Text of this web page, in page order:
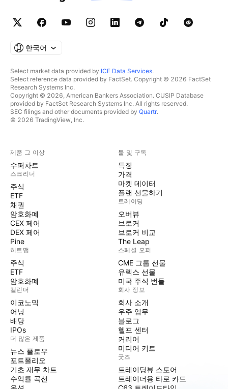
한국어
Select market data provided by ICE Data Services.
Select reference data provided by FactSet. Copyright © 2026 FactSet
Research Systems Inc.
Copyright © 2026, American Bankers Association. CUSIP Database
provided by FactSet Research Systems Inc. All rights reserved.
SEC filings and other documents provided by Quartr.
© 2026 TradingView, Inc.
제품 그 이상
수퍼차트
스크리너
주식
ETF
채권
암호화폐
CEX 페어
DEX 페어
Pine
히트맵
주식
ETF
암호화폐
캘린더
이코노믹
어닝
배당
IPOs
더 많은 제품
뉴스 플로우
포트폴리오
기초 재무 차트
수익률 곡선
툴 및 구독
특징
가격
마켓 데이터
플랜 선물하기
트레이딩
오버뷰
브로커
브로커 비교
The Leap
스페셜 오퍼
CME 그룹 선물
유렉스 선물
미국 주식 번들
회사 정보
회사 소개
우주 임무
블로그
헬프 센터
커리어
미디어 키트
굿즈
트레이딩뷰 스토어
트레이더용 타로 카드